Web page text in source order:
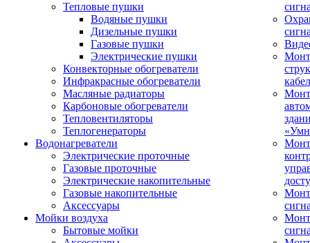
Тепловые пушки
Водяные пушки
Дизельные пушки
Газовые пушки
Электрические пушки
Конвекторные обогреватели
Инфракрасные обогреватели
Масляные радиаторы
Карбоновые обогреватели
Тепловентиляторы
Теплогенераторы
Водонагреватели
Электрические проточные
Газовые проточные
Электрические накопительные
Газовые накопительные
Аксессуары
Мойки воздуха
Бытовые мойки